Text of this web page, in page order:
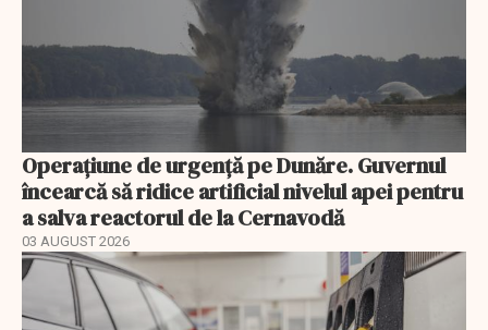
Operațiune de urgență pe Dunăre. Guvernul
încearcă să ridice artificial nivelul apei pentru
a salva reactorul de la Cernavodă
03 AUGUST 2026